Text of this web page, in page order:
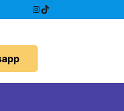
Instagram
TikTok